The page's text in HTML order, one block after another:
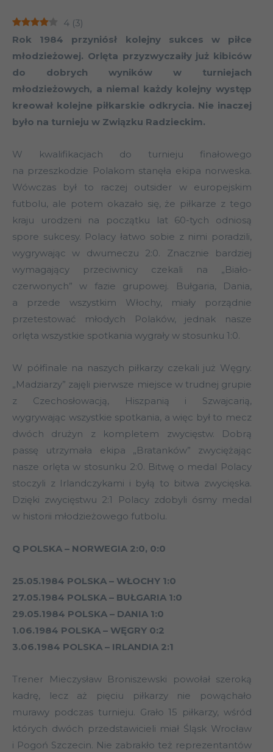
4 (3)
Rok 1984 przyniósł kolejny sukces w piłce
młodzieżowej. Orlęta przyzwyczaiły już kibiców
do dobrych wyników w turniejach
młodzieżowych, a niemal każdy kolejny występ
kreował kolejne piłkarskie odkrycia. Nie inaczej
było na turnieju w Związku Radzieckim.
W kwalifikacjach do turnieju finałowego
na przeszkodzie Polakom stanęła ekipa norweska.
Wówczas był to raczej outsider w europejskim
futbolu, ale potem okazało się, że piłkarze z tego
kraju urodzeni na początku lat 60-tych odniosą
spore sukcesy. Polacy łatwo sobie z nimi poradzili,
wygrywając w dwumeczu 2:0. Znacznie bardziej
wymagający przeciwnicy czekali na „Biało-
czerwonych” w fazie grupowej. Bułgaria, Dania,
a przede wszystkim Włochy, miały porządnie
przetestować młodych Polaków, jednak nasze
orlęta wszystkie spotkania wygrały w stosunku 1:0.
W półfinale na naszych piłkarzy czekali już Węgry.
„Madziarzy” zajęli pierwsze miejsce w trudnej grupie
z Czechosłowacją, Hiszpanią i Szwajcarią,
wygrywając wszystkie spotkania, a więc był to mecz
dwóch drużyn z kompletem zwycięstw. Dobrą
passę utrzymała ekipa „Bratanków” zwyciężając
nasze orlęta w stosunku 2:0. Bitwę o medal Polacy
stoczyli z Irlandczykami i byłą to bitwa zwycięska.
Dzięki zwycięstwu 2:1 Polacy zdobyli ósmy medal
w historii młodzieżowego futbolu.
Q POLSKA – NORWEGIA 2:0, 0:0
25.05.1984 POLSKA – WŁOCHY 1:0
27.05.1984 POLSKA – BUŁGARIA 1:0
29.05.1984 POLSKA – DANIA 1:0
1.06.1984 POLSKA – WĘGRY 0:2
3.06.1984 POLSKA – IRLANDIA 2:1
Trener Mieczysław Broniszewski powołał szeroką
kadrę, lecz aż pięciu piłkarzy nie powąchało
murawy podczas turnieju. Grało 15 piłkarzy, wśród
których dwóch przedstawicieli miał Śląsk Wrocław
i Pogoń Szczecin. Nie zabrakło też reprezentantów